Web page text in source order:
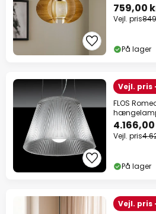
759,00
Vejl. pris
På lager
Vejl. pris
FLOS
Vejl. pris
På lager
Vejl. pris